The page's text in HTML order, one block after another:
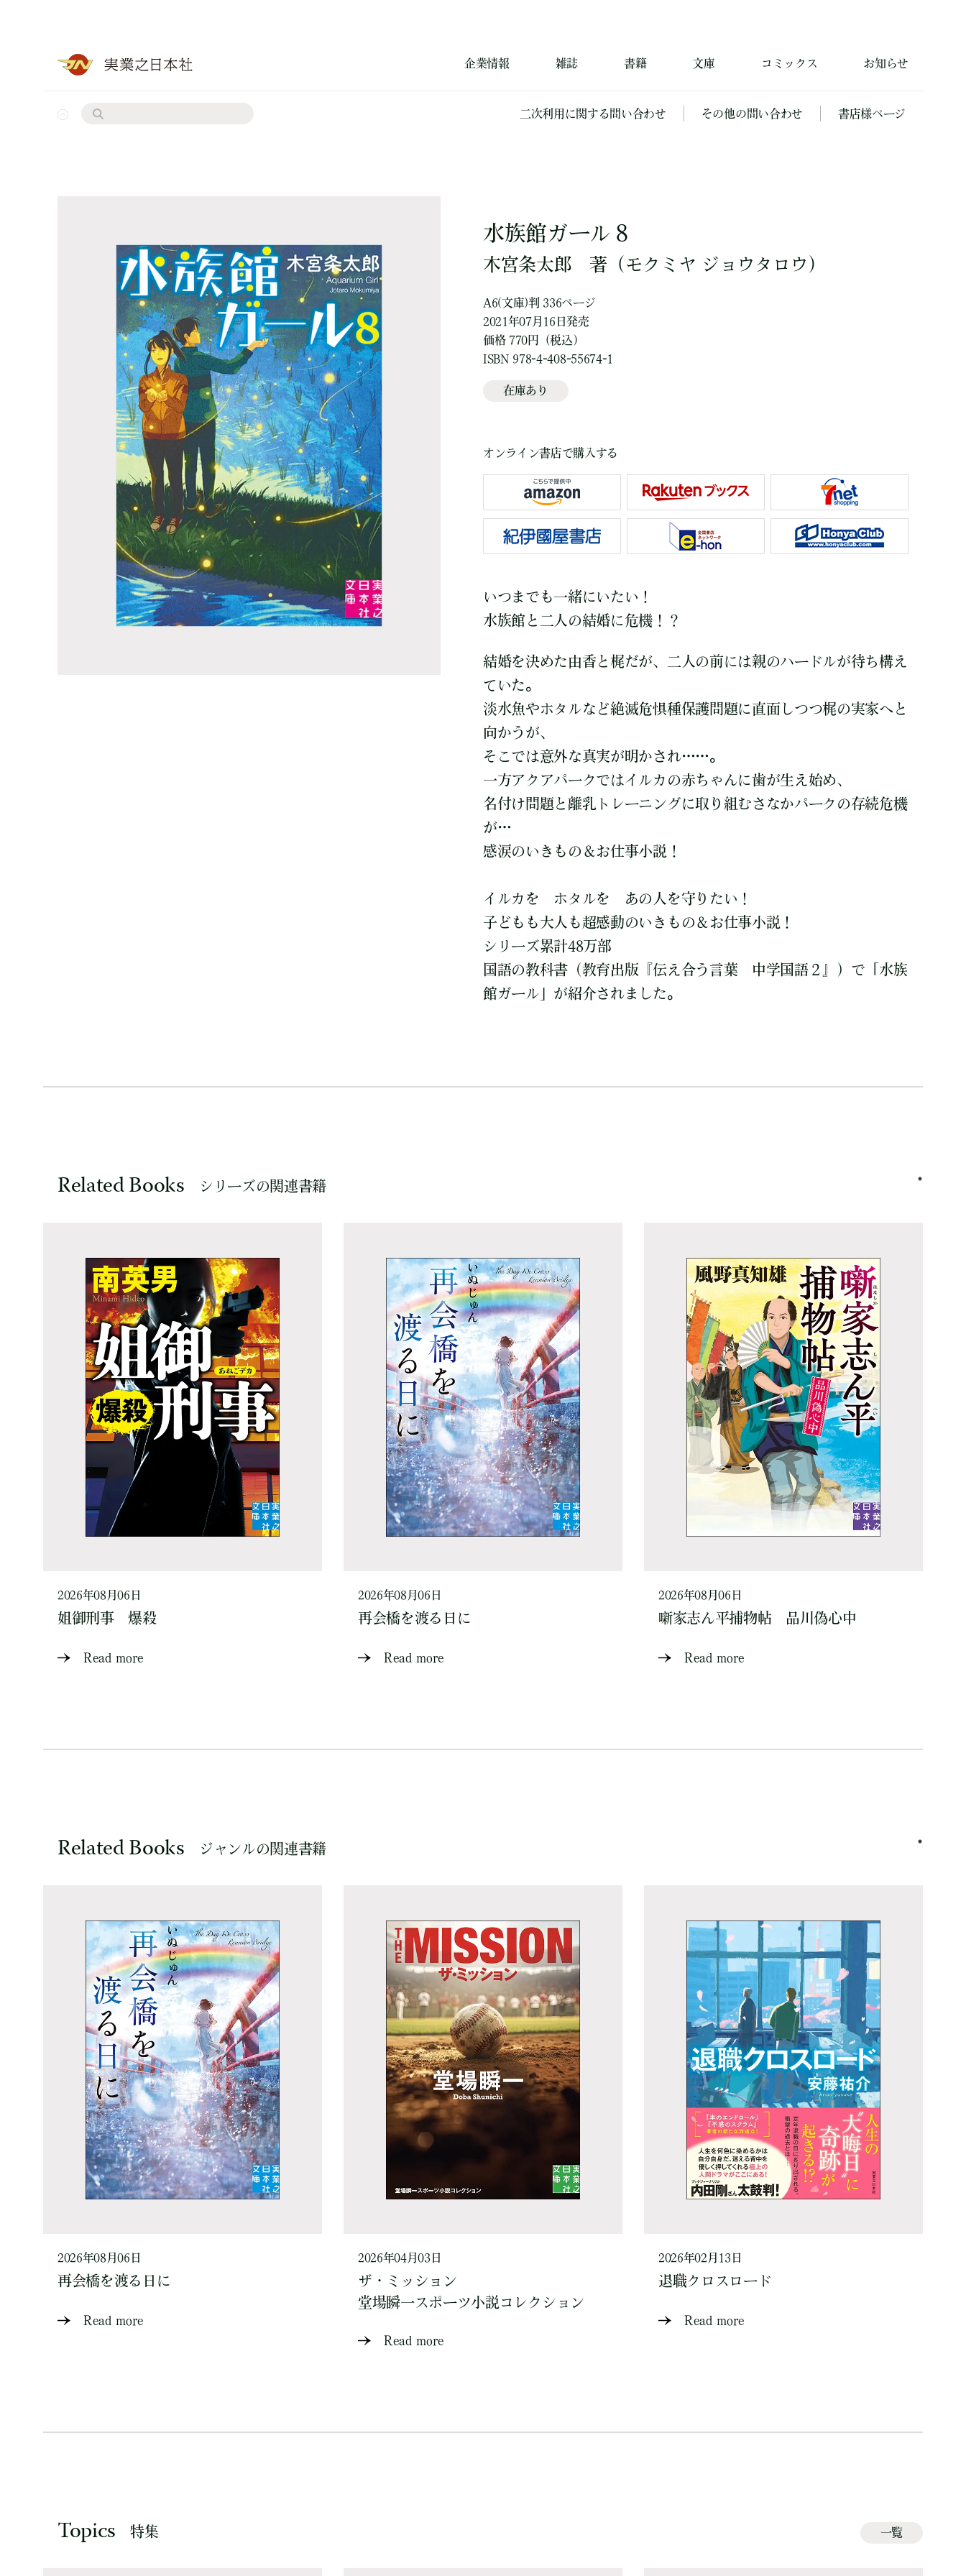
企業情報 雑誌 書籍 文庫 コミックス お知らせ
二次利用に関する問い合わせ その他の問い合わせ 書店様ページ
水族館ガール８
木宮条太郎 著 （モクミヤ ジョウタロウ）
A6(文庫)判 336ページ
2021年07月16日発売
価格 770円（税込）
ISBN 978-4-408-55674-1
在庫あり
オンライン書店で購入する
いつまでも一緒にいたい！
水族館と二人の結婚に危機！？
結婚を決めた由香と梶だが、二人の前には親のハードルが待ち構え
ていた。
淡水魚やホタルなど絶滅危惧種保護問題に直面しつつ梶の実家へと
向かうが、
そこでは意外な真実が明かされ……。
一方アクアパークではイルカの赤ちゃんに歯が生え始め、
名付け問題と離乳トレーニングに取り組むさなかパークの存続危機
が…
感涙のいきもの＆お仕事小説！
イルカを ホタルを あの人を守りたい！
子どもも大人も超感動のいきもの＆お仕事小説！
シリーズ累計48万部
国語の教科書（教育出版『伝え合う言葉 中学国語２』）で「水族
館ガール」が紹介されました。
Related Books シリーズの関連書籍
2026年08月06日
姐御刑事 爆殺
Read more
2026年08月06日
再会橋を渡る日に
Read more
2026年08月06日
噺家志ん平捕物帖 品川偽心中
Read more
Related Books ジャンルの関連書籍
2026年08月06日
再会橋を渡る日に
Read more
2026年04月03日
ザ・ミッション
堂場瞬一スポーツ小説コレクション
Read more
2026年02月13日
退職クロスロード
Read more
Topics 特集 一覧